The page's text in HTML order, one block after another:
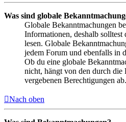
Was sind globale
Globale Bekanntmachungen
Informationen, deshalb
lesen. Globale
jedem Forum und ebenfalls in
Ob du eine globale
nicht, hängt von den durch
vergebenen Berechtigungen ab.
Nach oben